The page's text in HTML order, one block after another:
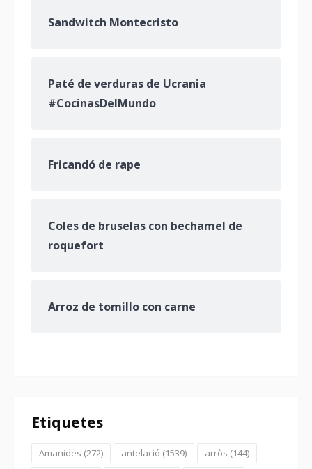
Sandwitch Montecristo
Paté de verduras de Ucrania
#CocinasDelMundo
Fricandó de rape
Coles de bruselas con bechamel de
roquefort
Arroz de tomillo con carne
Etiquetes
Amanides (272) antelació (1539) arròs (144)